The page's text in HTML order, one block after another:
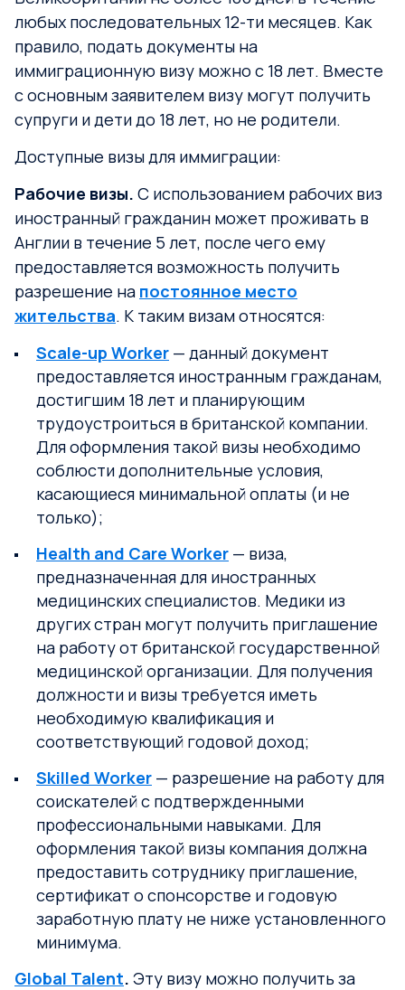
любых последовательных 12-ти месяцев. Как
правило, подать документы на
иммиграционную визу можно с 18 лет. Вместе
с основным заявителем визу могут получить
супруги и дети до 18 лет, но не родители.
Доступные визы для иммиграции:
Рабочие визы. С использованием рабочих виз
иностранный гражданин может проживать в
Англии в течение 5 лет, после чего ему
предоставляется возможность получить
разрешение на постоянное место
жительства. К таким визам относятся:
Scale-up Worker — данный документ
предоставляется иностранным гражданам,
достигшим 18 лет и планирующим
трудоустроиться в британской компании.
Для оформления такой визы необходимо
соблюсти дополнительные условия,
касающиеся минимальной оплаты (и не
только);
Health and Care Worker — виза,
предназначенная для иностранных
медицинских специалистов. Медики из
других стран могут получить приглашение
на работу от британской государственной
медицинской организации. Для получения
должности и визы требуется иметь
необходимую квалификация и
соответствующий годовой доход;
Skilled Worker — разрешение на работу для
соискателей с подтвержденными
профессиональными навыками. Для
оформления такой визы компания должна
предоставить сотруднику приглашение,
сертификат о спонсорстве и годовую
заработную плату не ниже установленного
минимума.
Global Talent. Эту визу можно получить за